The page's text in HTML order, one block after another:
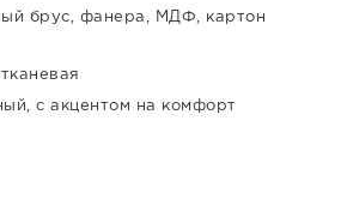
брус, фанера, МДФ, картон
с акцентом на комфорт